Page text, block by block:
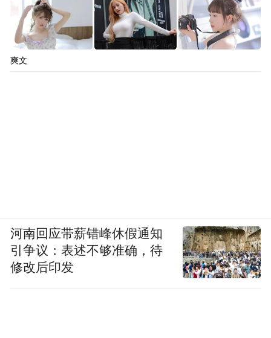
爽文
河南回应带薪错峰休假通知
引争议：表述不够准确，待
修改后印发